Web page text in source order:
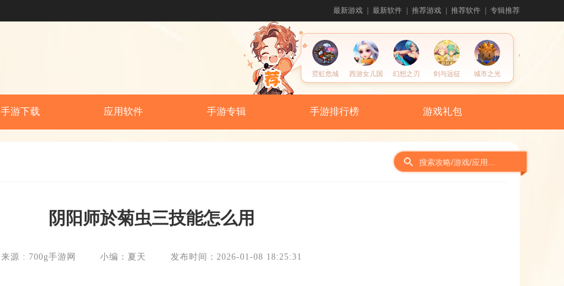
最新游戏 最新软件 推荐游戏 推荐软件 专辑推荐
霓虹危城 西游女儿国 幻想之刃 剑与远征 城市之光
手游下载 应用软件 手游专辑 手游排行榜 游戏礼包
阴阳师於菊虫三技能怎么用
来源 : 700g手游网 小编：夏天 发布时间：2026-01-08 18:25:31